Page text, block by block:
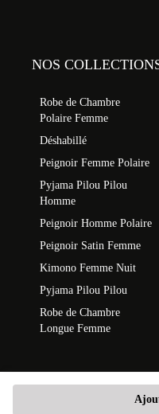
NOS
Robe de Chambre
Polaire Femme
Déshabillé
Peignoir Femme Polaire
Pyjama Pilou Pilou
Homme
Peignoir Homme Polaire
Peignoir Satin Femme
Kimono Femme Nuit
Pyjama Pilou Pilou
Robe de Chambre
Longue Femme